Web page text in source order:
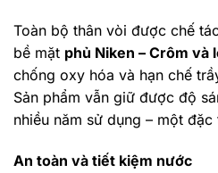
Toàn bộ thân vòi được chế
bề mặt phủ Niken – Crôm và
chống oxy hóa và hạn chế
Sản phẩm vẫn giữ được độ
nhiều năm sử dụng – một
An toàn và tiết kiệm nước